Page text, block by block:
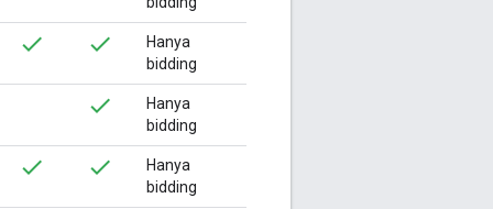
Hanya
bidding
Hanya
bidding
Hanya
bidding